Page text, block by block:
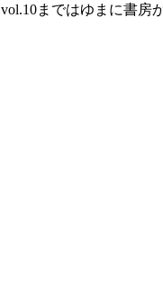
vol.10まではゆまに書房